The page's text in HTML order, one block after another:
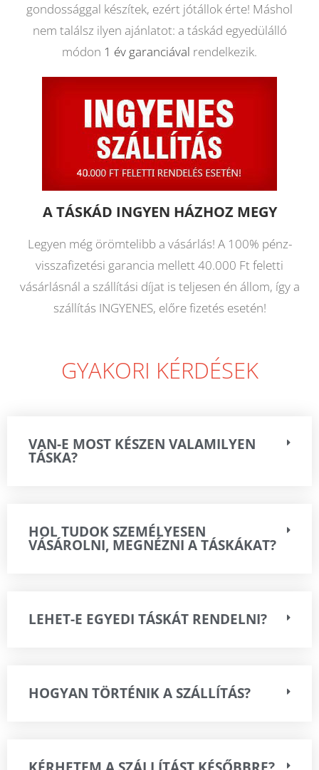
gondossággal készítek, ezért jótállok érte! Máshol
nem találsz ilyen ajánlatot: a táskád egyedülálló
módon 1 év garanciával rendelkezik.
A TÁSKÁD INGYEN HÁZHOZ MEGY
Legyen még örömtelibb a vásárlás! A 100% pénz-
visszafizetési garancia mellett 40.000 Ft feletti
vásárlásnál a szállítási díjat is teljesen én állom, így a
szállítás INGYENES, előre fizetés esetén!
GYAKORI KÉRDÉSEK
VAN-E MOST KÉSZEN VALAMILYEN
TÁSKA?
HOL TUDOK SZEMÉLYESEN
VÁSÁROLNI, MEGNÉZNI A TÁSKÁKAT?
LEHET-E EGYEDI TÁSKÁT RENDELNI?
HOGYAN TÖRTÉNIK A SZÁLLÍTÁS?